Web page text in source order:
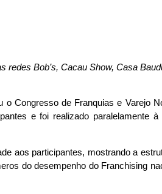
redes Bob’s, Cacau Show, Casa
o Congresso de Franquias e Varejo
e foi realizado paralelamente à
aos participantes, mostrando a
do desempenho do Franchising